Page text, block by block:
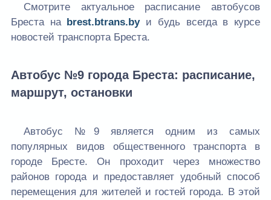
Смотрите актуальное расписание автобусов
Бреста на brest.btrans.byи будь всегда в курсе
новостей транспорта Бреста.
Автобус №9 города Бреста: расписание,
маршрут, остановки
Автобус №9 является одним из самых
популярных видов общественного транспорта в
городе Бресте. Он проходит через множество
районов города и предоставляет удобный способ
перемещения для жителей и гостей города. В этой